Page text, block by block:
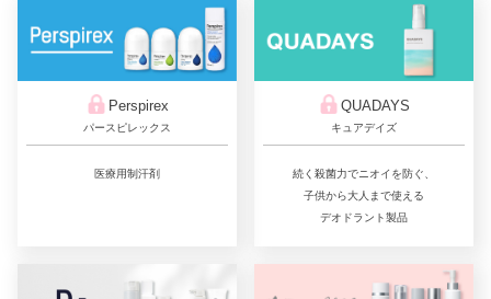
Perspirex
パースピレックス
医療用制汗剤
QUADAYS
キュアデイズ
続く殺菌力でニオイを防ぐ、
子供から大人まで使える
デオドラント製品